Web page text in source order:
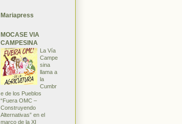
Mariapress
MOCASE VIA
CAMPESINA
La Vía
Campe
sina
llama a
la
Cumbr
e de los Pueblos
“Fuera OMC –
Construyendo
Alternativas” en el
marco de la XI